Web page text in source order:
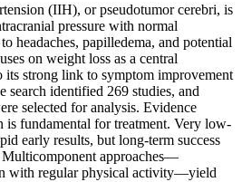
(IIH), or pseudotumor cerebri, is
pressure with normal
headaches, papilledema, and potential
on weight loss as a central
its strong link to symptom improvement
search identified 269 studies, and
selected for analysis. Evidence
is fundamental for treatment. Very low-
early results, but long-term success
approaches—
with regular physical activity—yield